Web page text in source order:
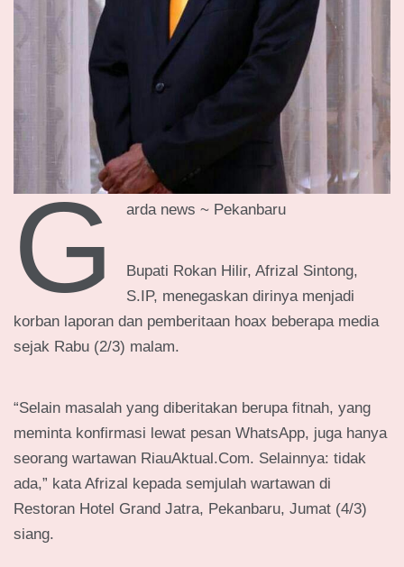
g arda news ~ Pekanbaru
Bupati Rokan Hilir, Afrizal Sintong,
S.IP, menegaskan dirinya menjadi
korban laporan dan pemberitaan hoax beberapa media
sejak Rabu (2/3) malam.
“Selain masalah yang diberitakan berupa fitnah, yang
meminta konfirmasi lewat pesan WhatsApp, juga hanya
seorang wartawan RiauAktual.Com. Selainnya: tidak
ada,” kata Afrizal kepada semjulah wartawan di
Restoran Hotel Grand Jatra, Pekanbaru, Jumat (4/3)
siang.